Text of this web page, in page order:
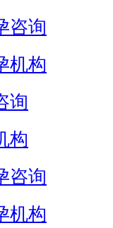
咨询
机构
询
构
咨询
机构